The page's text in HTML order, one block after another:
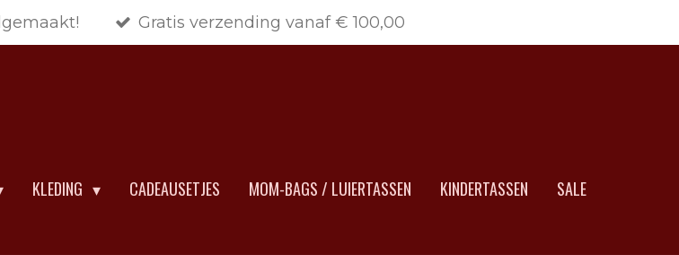
Gratis verzending vanaf € 100,00
KLEDING CADEAUSETJES MOM-BAGS / LUIERTASSEN KINDERTASSEN
SALE